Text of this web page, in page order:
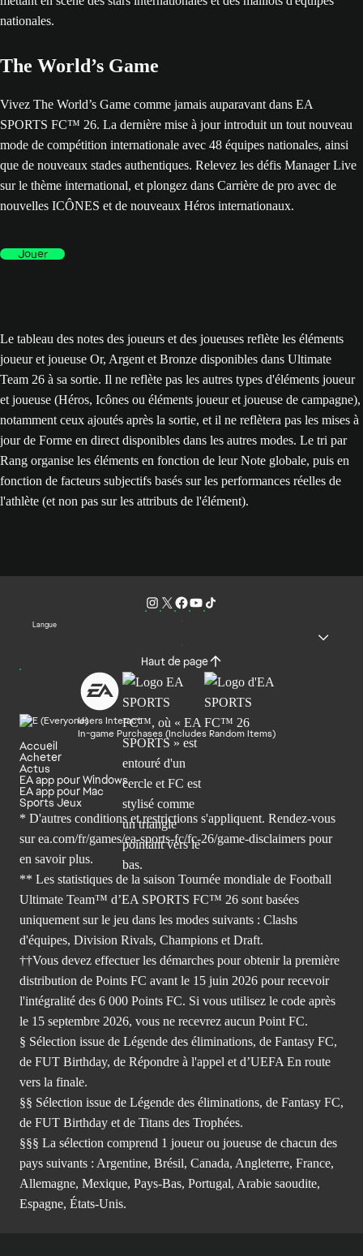
The World’s Game
Vivez The World’s Game comme jamais auparavant dans EA
SPORTS FC™ 26. La dernière mise à jour introduit un tout nouveau
mode de compétition internationale avec 48 équipes nationales, ainsi
que de nouveaux stades authentiques. Relevez les défis Manager Live
sur le thème international, et plongez dans Carrière de pro avec de
nouvelles ICÔNES et de nouveaux Héros internationaux.
Jouer
Le tableau des notes des joueurs et des joueuses reflète les éléments
joueur et joueuse Or, Argent et Bronze disponibles dans Ultimate
Team 26 à sa sortie. Il ne reflète pas les autres types d'éléments joueur
et joueuse (Héros, Icônes ou éléments joueur et joueuse de campagne),
notamment ceux ajoutés après la sortie, et il ne reflètera pas les mises à
jour de Forme en direct disponibles dans les autres modes. Le tri par
Rang organise les éléments en fonction de leur Note globale, puis en
fonction de facteurs subjectifs basés sur les performances réelles de
l'athlète (et non pas sur les attributs de l'élément).
Langue
Haut de page
Users Interact
In-game Purchases (Includes Random Items)
Accueil
Acheter
Actus
EA app pour Windows
EA app pour Mac
Sports Jeux
* D'autres conditions et restrictions s'appliquent. Rendez-vous
sur ea.com/fr/games/ea-sports-fc/fc-26/game-disclaimers pour
en savoir plus.
** Les statistiques de la saison Tournée mondiale de Football
Ultimate Team™ d’EA SPORTS FC™ 26 sont basées
uniquement sur le jeu dans les modes suivants : Clashs
d'équipes, Division Rivals, Champions et Draft.
††Vous devez effectuer les démarches pour obtenir la première
distribution de Points FC avant le 15 juin 2026 pour recevoir
l'intégralité des 6 000 Points FC. Si vous utilisez le code après
le 15 septembre 2026, vous ne recevrez aucun Point FC.
§ Sélection issue de Légende des éliminations, de Fantasy FC,
de FUT Birthday, de Répondre à l'appel et d’UEFA En route
vers la finale.
§§ Sélection issue de Légende des éliminations, de Fantasy FC,
de FUT Birthday et de Titans des Trophées.
§§§ La sélection comprend 1 joueur ou joueuse de chacun des
pays suivants : Argentine, Brésil, Canada, Angleterre, France,
Allemagne, Mexique, Pays-Bas, Portugal, Arabie saoudite,
Espagne, États-Unis.